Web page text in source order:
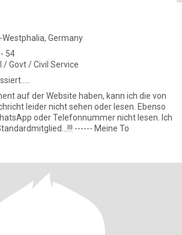
Westphalia, Germany
54
/ Govt / Civil Service
auf der Website haben, kann ich die von
leider nicht sehen oder lesen. Ebenso
oder Telefonnummer nicht lesen. Ich
bin im Moment nur Standardmitglied...!!! ------ Meine To